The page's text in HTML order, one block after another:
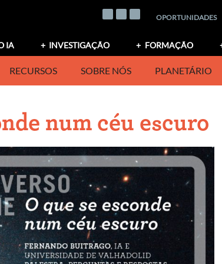
OPORTUNIDADES
IA INVESTIGAÇÃO FORMAÇÃO
RECURSOS SOBRE NÓS PLANETÁRIO
num céu escuro